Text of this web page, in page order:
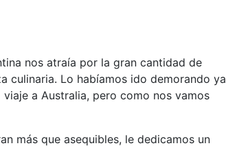
nos atraía por la gran cantidad de
culinaria. Lo habíamos ido demorando ya
a Australia, pero como nos vamos
más que asequibles, le dedicamos un